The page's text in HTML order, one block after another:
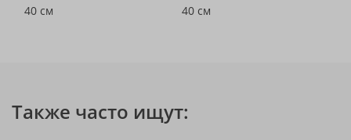
40 см
40 см
Также часто ищут: